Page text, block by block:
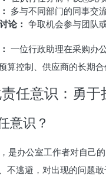
多与不同部门的同事交
论： 争取机会参与团队
一位行政助理在采购办
算控制、供应商的长期
任意识：勇
意识？
是办公室工作者对自己
不逃避，对出现的问题敢